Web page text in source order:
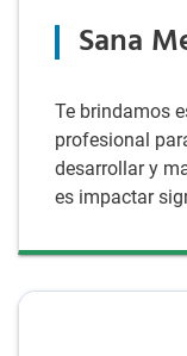
Sana
Te brindamos
profesional
desarrollar y
es impactar